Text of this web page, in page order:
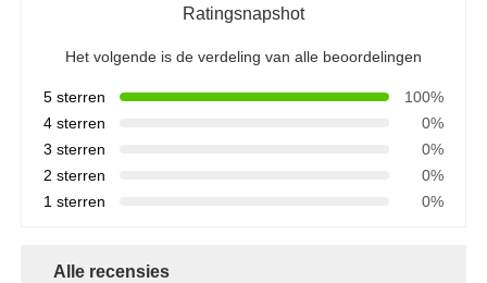
Ratingsnapshot
Het volgende is de verdeling van alle beoordelingen
5 sterren
100%
4 sterren
0%
3 sterren
0%
2 sterren
0%
1 sterren
0%
Alle recensies